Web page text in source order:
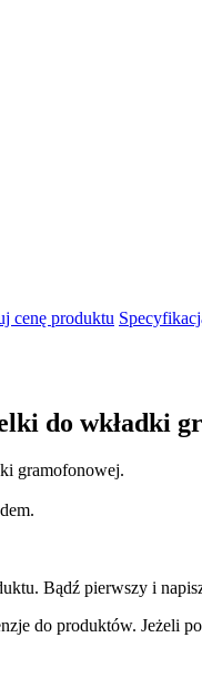
cenę produktu
do wkładki
gramofonowej.
Bądź pierwszy i
do produktów. Jeżeli